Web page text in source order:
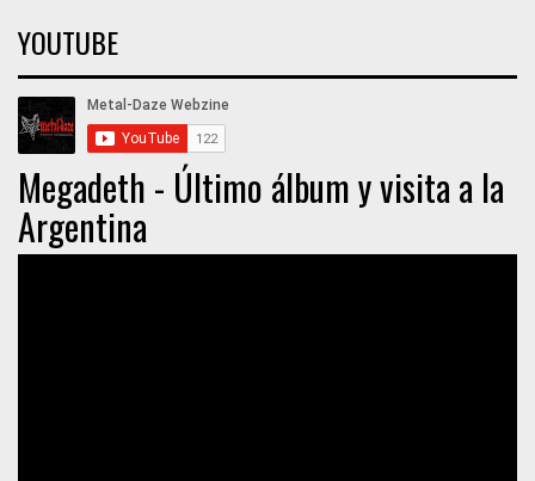
YOUTUBE
Megadeth - Último álbum y visita a la
Argentina